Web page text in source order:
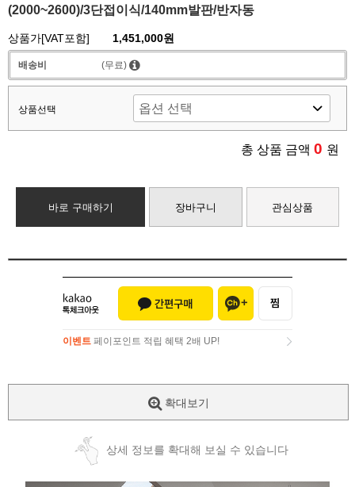
(2000~2600)/3단접이식/140mm발판/반자동
상품가[VAT포함] 1,451,000원
배송비 (무료)
상품선택
총 상품 금액 0 원
바로 구매하기 장바구니 관심상품
이벤트 페이포인트 적립 혜택 2배 UP!
확대보기
상세 정보를 확대해 보실 수 있습니다